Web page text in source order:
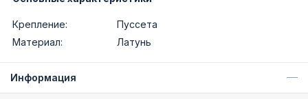
Крепление:
Пуссета
Материал:
Латунь
Информация